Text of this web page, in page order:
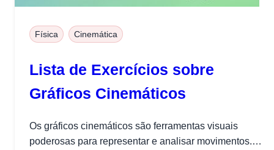
Física Cinemática
Lista de Exercícios sobre
Gráficos Cinemáticos
Os gráficos cinemáticos são ferramentas visuais
poderosas para representar e analisar movimentos.